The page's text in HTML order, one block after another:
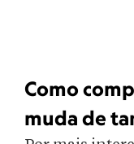
Como
muda de